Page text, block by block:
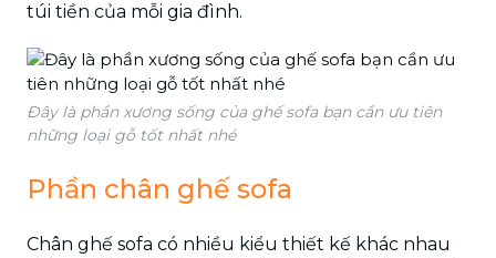
túi tiền của mỗi gia đình.
Đây là phần xương sống của ghế sofa bạn cần ưu tiên
những loại gỗ tốt nhất nhé
Phần chân ghế sofa
Chân ghế sofa có nhiều kiểu thiết kế khác nhau